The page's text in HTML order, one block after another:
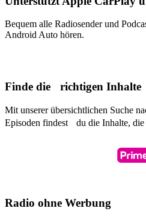
Bequem alle Radiosender und
Android Auto hören.
Finde die richtigen Inhalte
Mit unserer übersichtlichen Suche
Episoden findest du die Inhalte, die
Radio ohne Werbung